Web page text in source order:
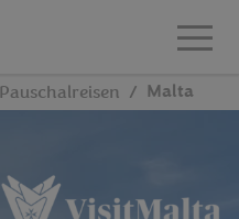
Pauschalreisen Malta